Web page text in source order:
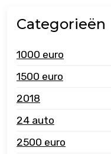
Categorieën
1000 euro
1500 euro
2018
24 auto
2500 euro